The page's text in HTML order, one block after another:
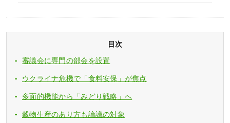
目次
審議会に専門の部会を設置
ウクライナ危機で「食料安保」が焦点
多面的機能から「みどり戦略」へ
穀物生産のあり方も論議の対象